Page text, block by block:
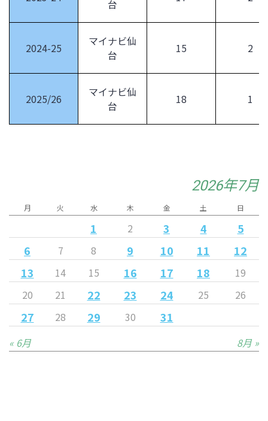
台
2024-25
マイナビ仙
台
15 2
2025/26
マイナビ仙
台
18 1
2026年7月
月 火 水 木 金 土 日
1 2 3 4
5
6
7 8 9 10 11
12
13
14 15 16 17 18
19
20
21 22 23 24 25 26
27 28 29 30 31
« 6月 8月 »